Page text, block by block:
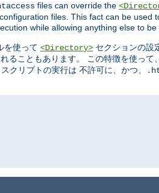
files can override the
files. This fact can be
while allowing anything else to be
を使って <Directory> セクションの設
ることもあります。 この特徴を使って
クリプトの実行は 不許可に、かつ、